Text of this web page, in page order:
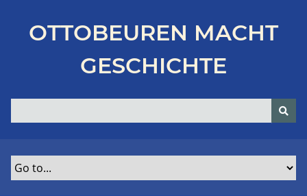
OTTOBEUREN MACHT
GESCHICHTE